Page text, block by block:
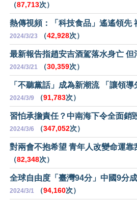
（87,713次）
熱傳視頻：「科技食品」遙遙領先
2024/3/23 （42,928次）
最新報告指趙安吉酒駕落水身亡 但
2024/3/21 （30,359次）
「不聽黨話」成為新潮流 「讓領
2024/3/9 （91,783次）
習怕承擔責任？中南海下令全面銷
2024/3/6 （347,052次）
對兩會不抱希望 青年人改變命運靠
（82,348次）
全球自由度「臺灣94分」中國9分
2024/3/1 （94,160次）